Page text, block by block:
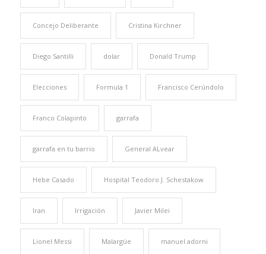
Concejo Deliberante Cristina Kirchner
Diego Santilli dolar Donald Trump
Elecciones Formula 1 Francisco Cerúndolo
Franco Colapinto garrafa
garrafa en tu barrio General ALvear
Hebe Casado Hospital Teodoro J. Schestakow
Iran Irrigación Javier Milei
Lionel Messi Malargüe manuel adorni